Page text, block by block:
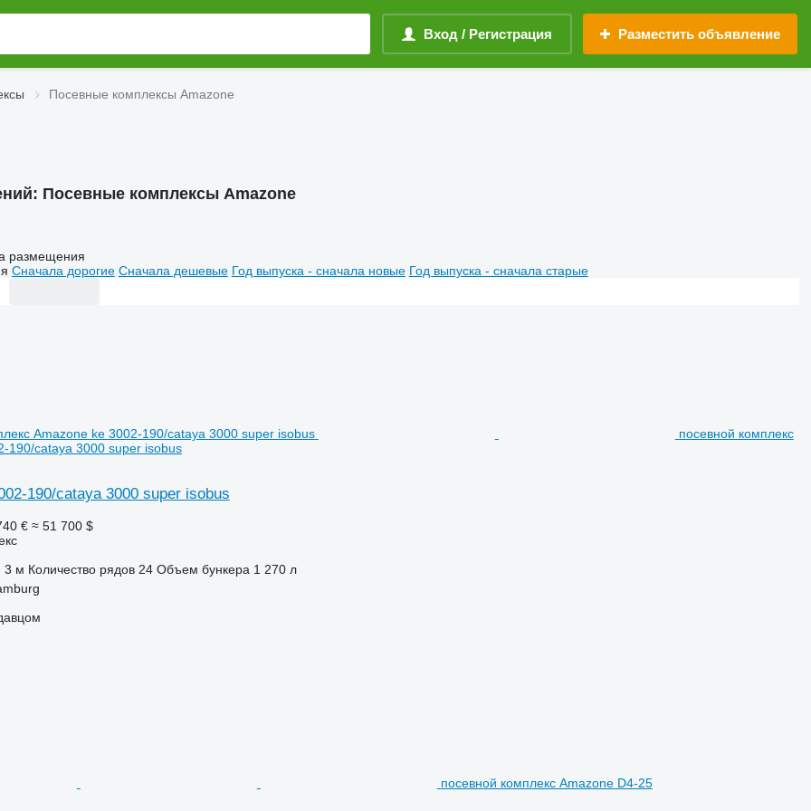
Вход / Регистрация Разместить объявление
Посевные комплексы Amazone
Посевные комплексы Amazone
размещения
Сначала дорогие Сначала дешевые Год выпуска - сначала новые Год выпуска - сначала старые
посевной комплекс
190/cataya 3000 super isobus
190/cataya 3000 super isobus
€ ≈ 51 700 $
3 м Количество рядов 24 Объем бункера 1 270 л
посевной комплекс Amazone D4-25